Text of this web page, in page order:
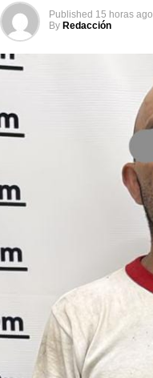
Published 15 horas ago
By Redacción